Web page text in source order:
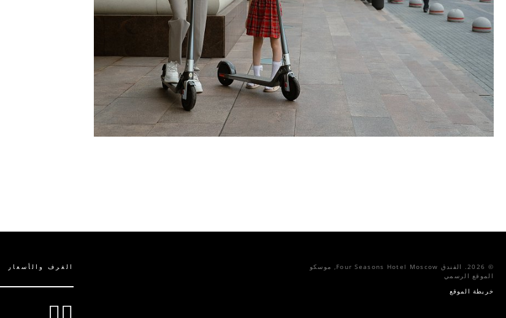
© 2026.
الفندق Four Seasons Hotel Moscow, موسكو
الموقع الرسمي
خريطة الموقع
الغرف والأسعار